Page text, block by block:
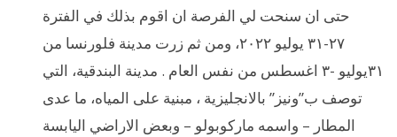
حتى ان سنحت لي الفرصة ان اقوم بذلك في الفترة
٢٧-٣١ يوليو ٢٠٢٢، ومن ثم زرت مدينة فلورنسا من
٣١يوليو -٣ اغسطس من نفس العام . مدينة البندقية، التي
توصف ب”ونيز” بالانجليزية ، مبنية على المياه، ما عدى
المطار – واسمه ماركوبولو – وبعض الاراضي اليابسة